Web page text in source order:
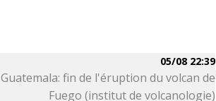
05/08 22:39
Guatemala: fin de l'éruption du volcan de
Fuego (institut de volcanologie)